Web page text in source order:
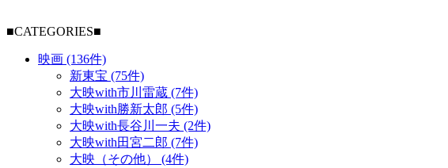
■CATEGORIES■
映画 (136件)
新東宝 (75件)
大映with市川雷蔵 (7件)
大映with勝新太郎 (5件)
大映with長谷川一夫 (2件)
大映with田宮二郎 (7件)
大映（その他） (4件)